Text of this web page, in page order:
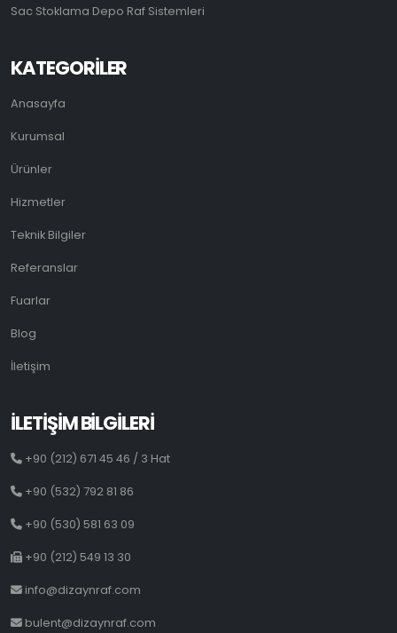
Sac Stoklama Depo Raf Sistemleri
KATEGORILER
Anasayfa
Kurumsal
Ürünler
Hizmetler
Teknik Bilgiler
Referanslar
Fuarlar
Blog
İletişim
İLETİŞİM BİLGİLERİ
+90 (212) 671 45 46 / 3 Hat
+90 (532) 792 81 86
+90 (530) 581 63 09
+90 (212) 549 13 30
info@dizaynraf.com
bulent@dizaynraf.com